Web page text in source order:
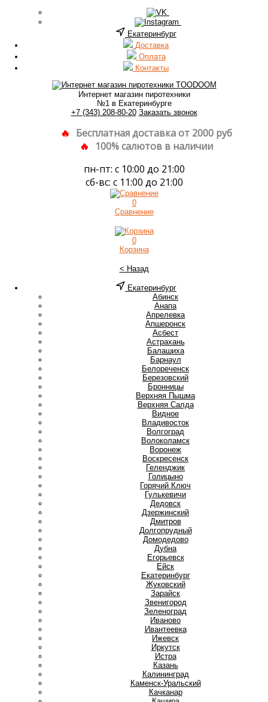
Екатеринбург
Доставка
Оплата
Контакты
Интернет магазин пиротехники
№1 в Екатеринбурге
+7 (343) 208-80-20 Заказать звонок
Бесплатная доставка от 2000 руб
100% салютов в наличии
пн-пт: с 10:00 до 21:00
сб-вс: с 11:00 до 21:00
0
Сравнение
0
Корзина
< Назад
Екатеринбург
Абинск
Анапа
Апрелевка
Апшеронск
Асбест
Астрахань
Балашиха
Барнаул
Белореченск
Березовский
Бронницы
Верхняя Пышма
Верхняя Салда
Видное
Владивосток
Волгоград
Волоколамск
Воронеж
Воскресенск
Геленджик
Голицыно
Горячий Ключ
Гулькевичи
Дедовск
Дзержинский
Дмитров
Долгопрудный
Домодедово
Дубна
Егорьевск
Ейск
Екатеринбург
Жуковский
Зарайск
Звенигород
Зеленоград
Иваново
Ивантеевка
Ижевск
Иркутск
Истра
Казань
Калининград
Каменск-Уральский
Качканар